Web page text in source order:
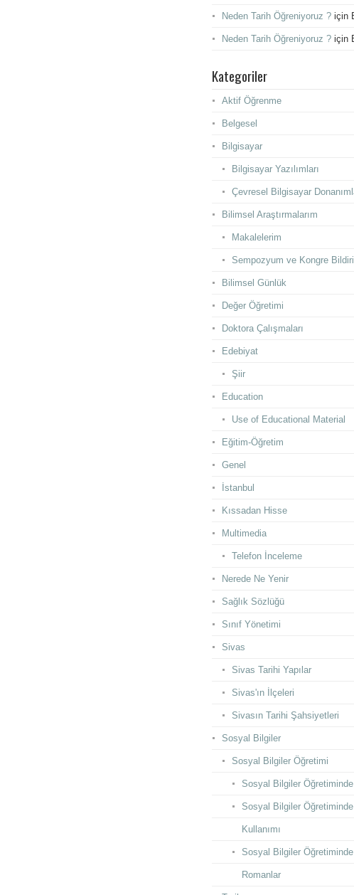
Neden Tarih Öğreniyoruz ? için
Neden Tarih Öğreniyoruz ? için
Kategoriler
Aktif Öğrenme
Belgesel
Bilgisayar
Bilgisayar Yazılımları
Çevresel Bilgisayar
Bilimsel Araştırmalarım
Makalelerim
Sempozyum ve Kongre
Bilimsel Günlük
Değer Öğretimi
Doktora Çalışmaları
Edebiyat
Şiir
Education
Use of Educational Material
Eğitim-Öğretim
Genel
İstanbul
Kıssadan Hisse
Multimedia
Telefon İnceleme
Nerede Ne Yenir
Sağlık Sözlüğü
Sınıf Yönetimi
Sivas
Sivas Tarihi Yapılar
Sivas'ın İlçeleri
Sivasın Tarihi Şahsiyetleri
Sosyal Bilgiler
Sosyal Bilgiler Öğretimi
Sosyal Bilgiler
Sosyal Bilgiler
Kullanımı
Sosyal Bilgiler Öğretiminde
Romanlar